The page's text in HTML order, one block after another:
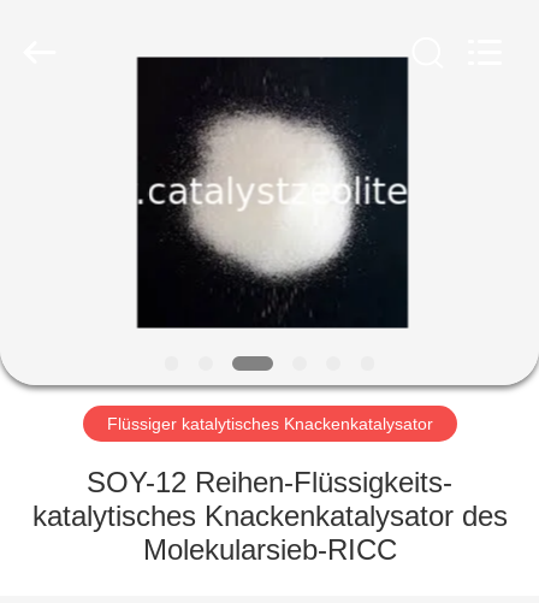
PRODUKTE
FABRIK-
AUSFLUG
QUALITÄTSKONTROLLE
Flüssiger katalytisches Knackenkatalysator
SOY-12 Reihen-Flüssigkeits-
katalytisches Knackenkatalysator des
Molekularsieb-RICC